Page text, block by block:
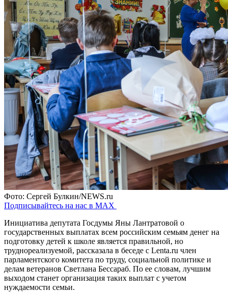
Фото: Сергей Булкин/NEWS.ru
Подписывайтесь на нас в MAX
Инициатива депутата Госдумы Яны Лантратовой о
государственных выплатах всем российским семьям денег на
подготовку детей к школе является правильной, но
труднореализуемой, рассказала в беседе с Lenta.ru член
парламентского комитета по труду, социальной политике и
делам ветеранов Светлана Бессараб. По ее словам, лучшим
выходом станет организация таких выплат с учетом
нуждаемости семьи.